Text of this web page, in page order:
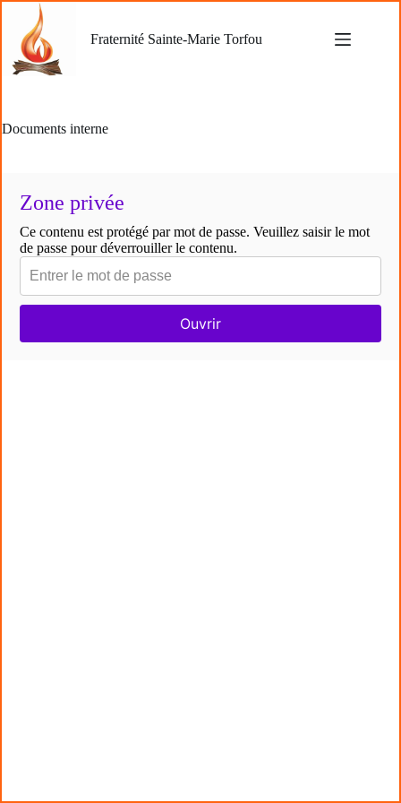
contenu
Fraternité Sainte-Marie Torfou
Documents interne
Zone privée
Ce contenu est protégé par mot de passe. Veuillez saisir le mot
de passe pour déverrouiller le contenu.
Ouvrir